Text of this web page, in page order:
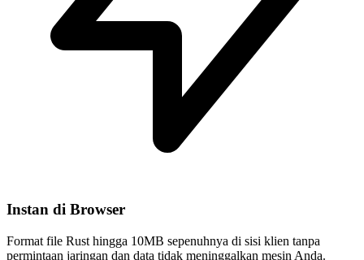
Instan di Browser
Format file Rust hingga 10MB sepenuhnya di sisi klien tanpa
permintaan jaringan dan data tidak meninggalkan mesin Anda.